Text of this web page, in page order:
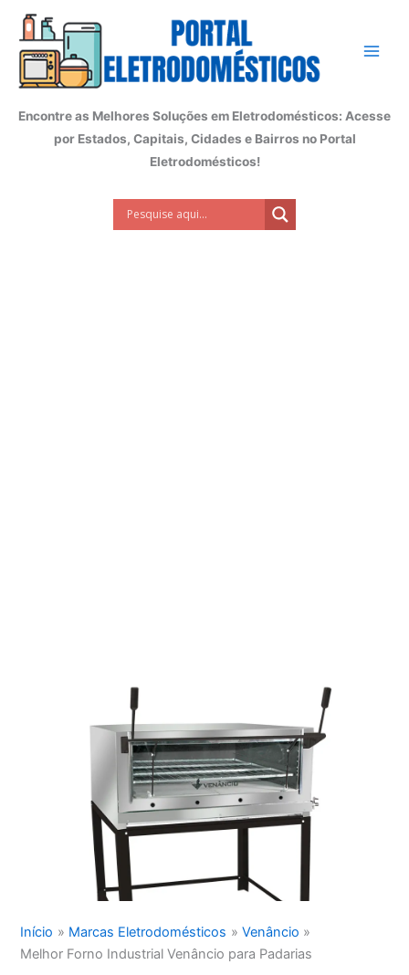
conteúdo
Encontre as Melhores Soluções em Eletrodomésticos: Acesse
por Estados, Capitais, Cidades e Bairros no Portal
Eletrodomésticos!
Início Marcas Eletrodomésticos
Venâncio
Melhor Forno Industrial Venâncio para Padarias